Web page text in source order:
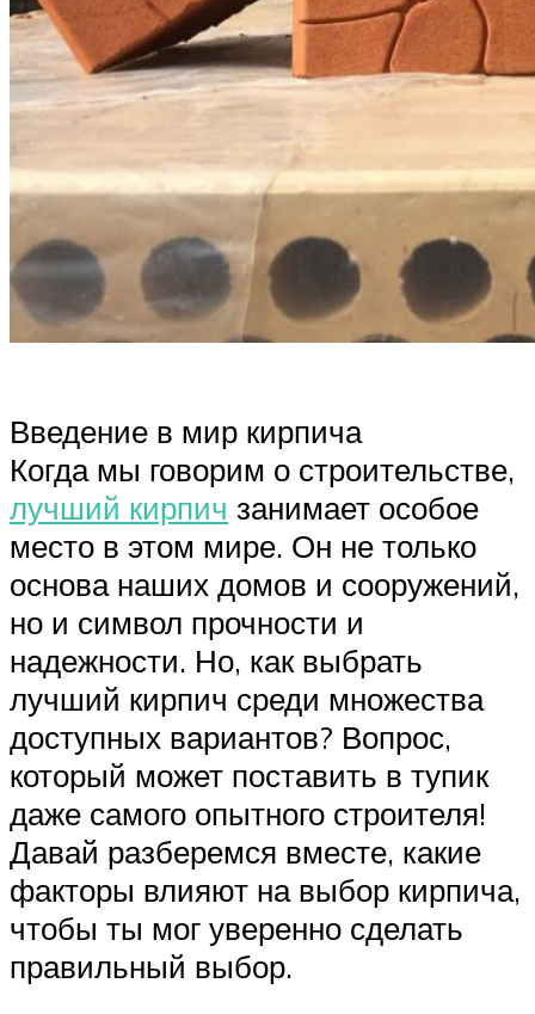
Введение в мир кирпича
Когда мы говорим о строительстве,
лучший кирпич занимает особое
место в этом мире. Он не только
основа наших домов и сооружений,
но и символ прочности и
надежности. Но, как выбрать
лучший кирпич среди множества
доступных вариантов? Вопрос,
который может поставить в тупик
даже самого опытного строителя!
Давай разберемся вместе, какие
факторы влияют на выбор кирпича,
чтобы ты мог уверенно сделать
правильный выбор.